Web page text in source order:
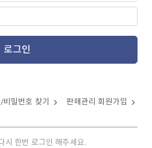
로그인
비밀번호 찾기 판매관리 회원가입
시 한번 로그인 해주세요.